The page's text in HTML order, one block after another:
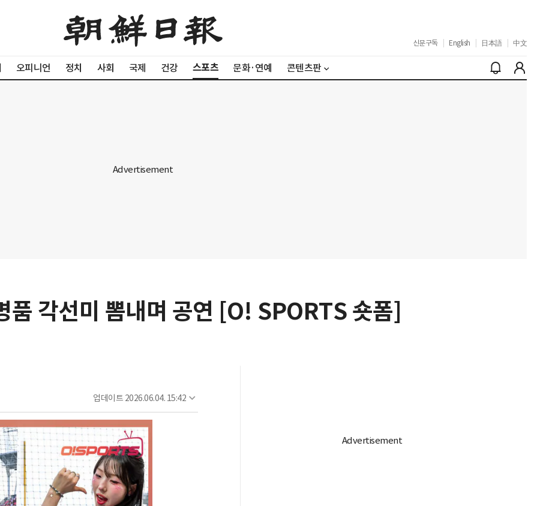
신문구독 English 日本語 中文
오피니언 정치 사회 국제 건강 스포츠 문화·연예 콘텐츠판
품 각선미 뽐내며 공연 [O! SPORTS 숏폼]
업데이트 2026.06.04. 15:42